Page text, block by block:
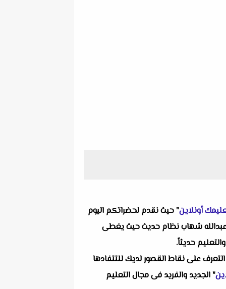
أونلاين" حيث نقدم لحضراتكم اليوم
وهو اختبار فيزياء حتي انكسار الضوء للصف الثاني الثانوي الترم الأول 2025م لمستر عبدالله شهاب نظام حديث حيث يغطى
حديثاً.
على نقاط القصور لديك للتتفادها
" الجديد والفريد فى مجال التعليم